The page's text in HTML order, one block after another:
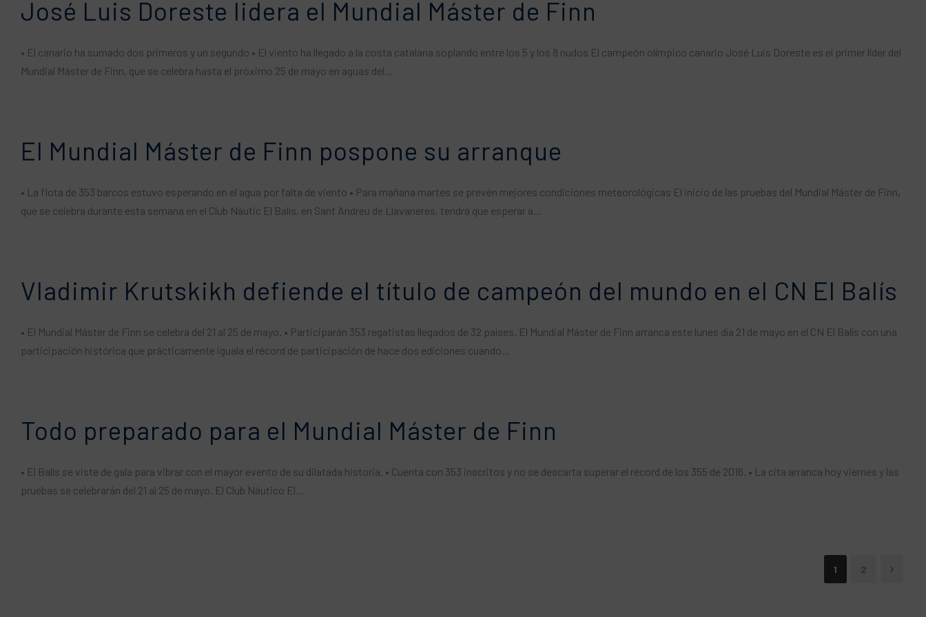
José Luis Doreste lidera el Mundial Máster de Finn
• El canario ha sumado dos primeros y un segundo • El viento ha llegado a la costa catalana soplando entre los 5 y los 8 nudos El campeón olímpico canario José Luis Doreste es el primer líder del
Mundial Máster de Finn, que se celebra hasta el próximo 25 de mayo en aguas del...
El Mundial Máster de Finn pospone su arranque
• La flota de 353 barcos estuvo esperando en el agua por falta de viento • Para mañana martes se prevén mejores condiciones meteorológicas El inicio de las pruebas del Mundial Máster de Finn,
que se celebra durante esta semana en el Club Nàutic El Balís, en Sant Andreu de Llavaneres, tendrá que esperar a...
Vladimir Krutskikh defiende el título de campeón del mundo en el CN El Balís
• El Mundial Máster de Finn se celebra del 21 al 25 de mayo. • Participarán 353 regatistas llegados de 32 países. El Mundial Máster de Finn arranca este lunes día 21 de mayo en el CN El Balís con una
participación histórica que prácticamente iguala el récord de participación de hace dos ediciones cuando...
Todo preparado para el Mundial Máster de Finn
• El Balís se viste de gala para vibrar con el mayor evento de su dilatada historia. • Cuenta con 353 inscritos y no se descarta superar el récord de los 355 de 2016. • La cita arranca hoy viernes y las
pruebas se celebrarán del 21 al 25 de mayo. El Club Náutico El...
1 2